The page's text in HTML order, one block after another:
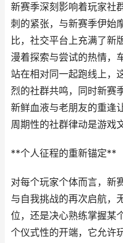
新赛季深刻影响着玩家社
刺的紧张，与新赛季伊始
比，社交平台上充满了新
漫着探索与尝试的热情，
站在相对同一起跑线上，
烈的社群共鸣，同时新赛
新鲜血液与老朋友的重逢
周期性的社群律动是游戏
**个人征程的重新锚定**
对每个玩家个体而言，新
与自我挑战的再次启航，
位，还是决心熟练掌握某
个仪式性的开端，它允许